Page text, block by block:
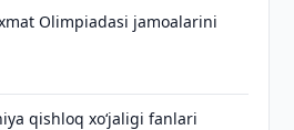
Olimpiadasi jamoalarini
qishloq xoʻjaligi fanlari